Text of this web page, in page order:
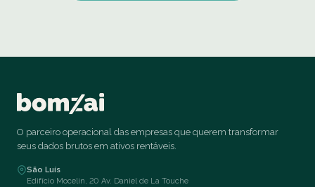
O parceiro operacional das empresas que querem transformar
seus dados brutos em ativos rentáveis.
São Luís
Edifício Mocelin, 20 Av. Daniel de La Touche